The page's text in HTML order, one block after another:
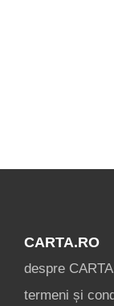
despre C A R
A ®
termeni și
CARTA.RO
despre
termeni și